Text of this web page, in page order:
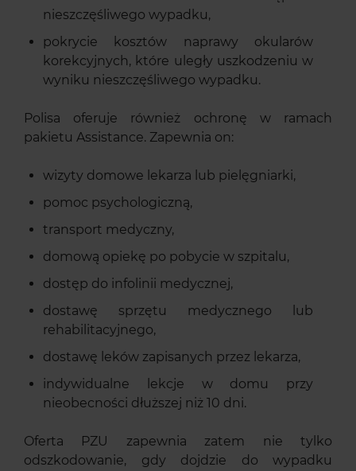
nieszczęśliwego wypadku,
pokrycie kosztów naprawy okularów
korekcyjnych, które uległy uszkodzeniu w
wyniku nieszczęśliwego wypadku.
Polisa oferuje również ochronę w ramach
pakietu Assistance. Zapewnia on:
wizyty domowe lekarza lub pielęgniarki,
pomoc psychologiczną,
transport medyczny,
domową opiekę po pobycie w szpitalu,
dostęp do infolinii medycznej,
dostawę sprzętu medycznego lub
rehabilitacyjnego,
dostawę leków zapisanych przez lekarza,
indywidualne lekcje w domu przy
nieobecności dłuższej niż 10 dni.
Oferta PZU zapewnia zatem nie tylko
odszkodowanie, gdy dojdzie do wypadku